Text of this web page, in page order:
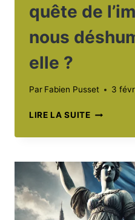
quête de
nous
elle ?
Par Fabien Pusset 3
LIRE LA SUITE
LA
DE
NOUS
T-